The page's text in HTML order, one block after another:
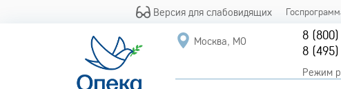
Версия для слабовидящих
Москва, МО
8
8
Режим